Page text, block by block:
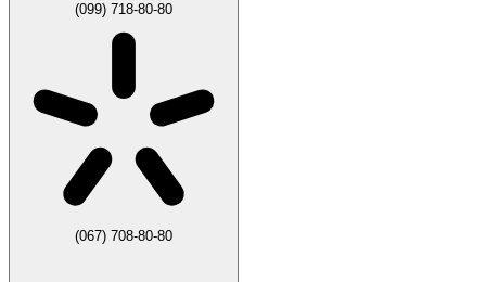
(099) 718-80-80
(067) 708-80-80